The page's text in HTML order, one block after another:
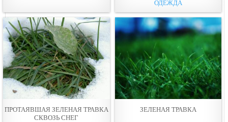
ОДЕЖДА
ПРОТАЯВШАЯ ЗЕЛЕНАЯ ТРАВКА
СКВОЗЬ СНЕГ
ЗЕЛЕНАЯ ТРАВКА